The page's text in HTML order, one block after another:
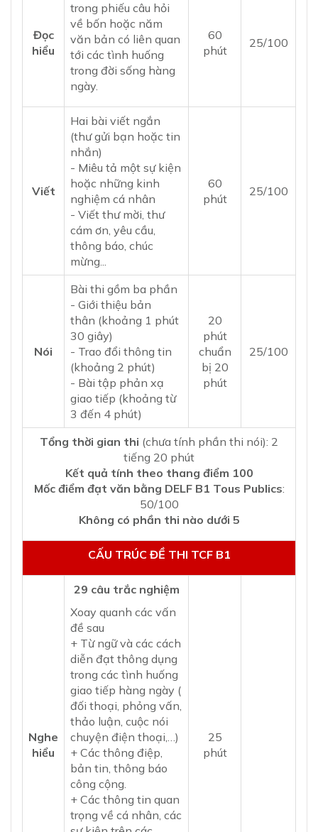
Đọc
hiểu
trong phiếu câu hỏi
về bốn hoặc năm
văn bản có liên quan
tới các tình huống
trong đời sống hàng
ngày.
60
phút
25/100
Viết
Hai bài viết ngắn
(thư gửi bạn hoặc tin
nhắn)
- Miêu tả một sự kiện
hoặc những kinh
nghiệm cá nhân
- Viết thư mời, thư
cám ơn, yêu cầu,
thông báo, chúc
mừng...
​​60
phút
25/100
Nói
Bài thi gồm ba phần
- Giới thiệu bản
thân (khoảng 1 phút
30 giây)
- Trao đổi thông tin
(khoảng 2 phút)
- Bài tập phản xạ
giao tiếp (khoảng từ
3 đến 4 phút)
20
phút
​chuẩn
bị 20
phút
25/100
​Tổng thời gian thi (chưa tính phần thi nói): 2
tiếng 20 phút
Kết quả tính theo thang điểm 100
Mốc điểm đạt văn bằng DELF B1 Tous Publics:
50/100
​Không có phần thi nào dưới 5
CẤU TRÚC ĐỀ THI TCF B1
Nghe
hiểu
29 câu trắc nghiệm
Xoay quanh các vấn
đề sau
+ Từ ngữ và các cách
diễn đạt thông dụng
trong các tình huống
giao tiếp hàng ngày (
đối thoại, phỏng vấn,
thảo luận, cuộc nói
chuyện điện thoại,…)
+ Các thông điệp,
bản tin, thông báo
công cộng.
+ Các thông tin quan
trọng về cá nhân, các
25
phút